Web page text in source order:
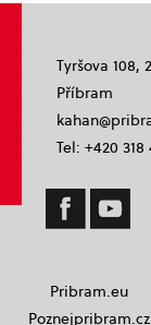
Tyršova 108,
Příbram
Tel: +420 318
Pribram.eu
Poznejpribram.cz